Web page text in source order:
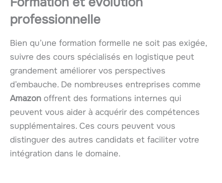
professionnelle
Bien qu’une formation formelle ne soit pas exigée,
suivre des cours spécialisés en logistique peut
grandement améliorer vos perspectives
d’embauche. De nombreuses entreprises comme
Amazon offrent des formations internes qui
peuvent vous aider à acquérir des compétences
supplémentaires. Ces cours peuvent vous
distinguer des autres candidats et faciliter votre
intégration dans le domaine.